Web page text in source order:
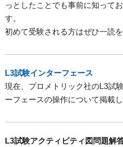
っとしたことでも事前に知って
す。
初めて受験される方はぜひ一読
L3試験インターフェース
現在、プロメトリック社のL3試
ーフェースの操作について掲載し
L3試験アクティビティ図問題解